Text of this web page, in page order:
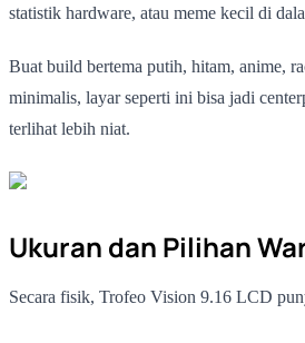
statistik hardware, atau meme kecil di
Buat build bertema putih, hitam, anime,
minimalis, layar seperti ini bisa jadi
terlihat lebih niat.
Ukuran dan Pilihan
Secara fisik, Trofeo Vision 9.16 LCD